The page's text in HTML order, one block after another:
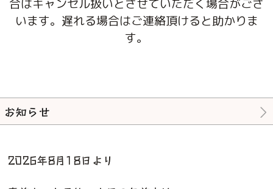
合はキャンセル扱いとさせていただく場合がござ
います。遅れる場合はご連絡頂けると助かりま
す。
お知らせ
2026年8月18日より